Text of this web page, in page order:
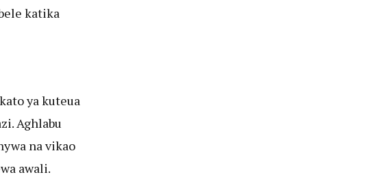
katika
ya kuteua
Aghlabu
na vikao
awali.